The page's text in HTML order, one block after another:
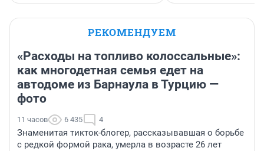
РЕКОМЕНДУЕМ
«Расходы на топливо колоссальные»:
как многодетная семья едет на
автодоме из Барнаула в Турцию —
фото
11 часов 6 435 4
Знаменитая тикток-блогер, рассказывавшая о борьбе
с редкой формой рака, умерла в возрасте 26 лет